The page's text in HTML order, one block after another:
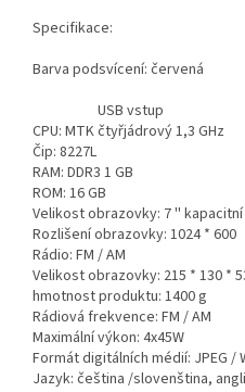
Specifikace:
Barva
USB vstup
CPU: MTK čtyřjádrový 1,3 GHz
Čip: 8227L
RAM: DDR3 1 GB
ROM: 16 GB
Velikost obrazovky: 7 ''
Rozlišení obrazovky: 1024 * 600
Rádio: FM / AM
Velikost obrazovky: 215 * 130 *
hmotnost produktu: 1400 g
Rádiová frekvence: FM / AM
Maximální výkon: 4x45W
Formát digitálních médií: JPEG /
Jazyk: čeština /slovenština,